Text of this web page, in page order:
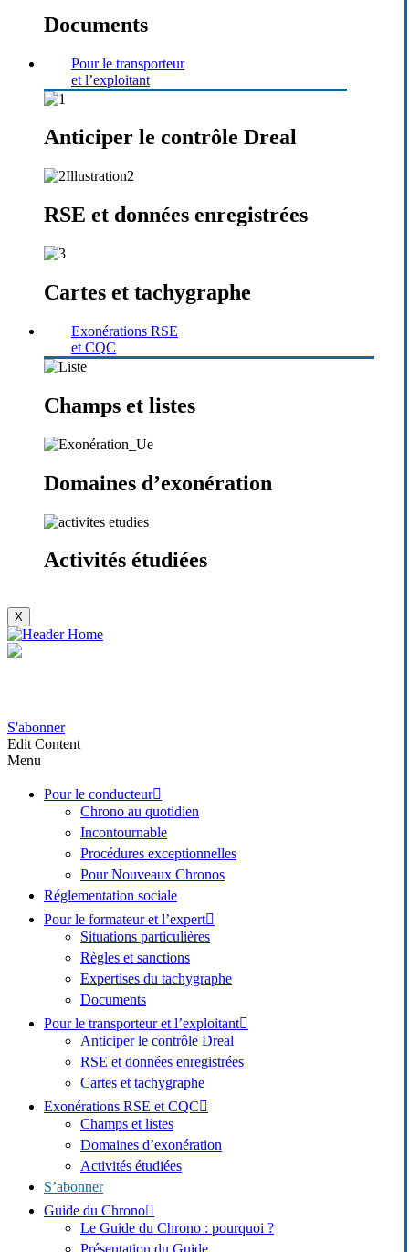
Documents
Pour le transporteur
et l’exploitant
Anticiper le contrôle Dreal
RSE et données enregistrées
Cartes et tachygraphe
Exonérations RSE
et CQC
Champs et listes
Domaines d’exonération
Activités étudiées
X
S'abonner
Edit Content
Menu
Pour le conducteur
Chrono au quotidien
Incontournable
Procédures exceptionnelles
Pour Nouveaux Chronos
Réglementation sociale
Pour le formateur et l’expert
Situations particulières
Règles et sanctions
Expertises du tachygraphe
Documents
Pour le transporteur et l’exploitant
Anticiper le contrôle Dreal
RSE et données enregistrées
Cartes et tachygraphe
Exonérations RSE et CQC
Champs et listes
Domaines d’exonération
Activités étudiées
S’abonner
Guide du Chrono
Le Guide du Chrono : pourquoi ?